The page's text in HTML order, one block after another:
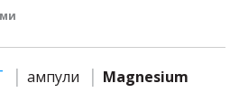
ампули
Magnesium